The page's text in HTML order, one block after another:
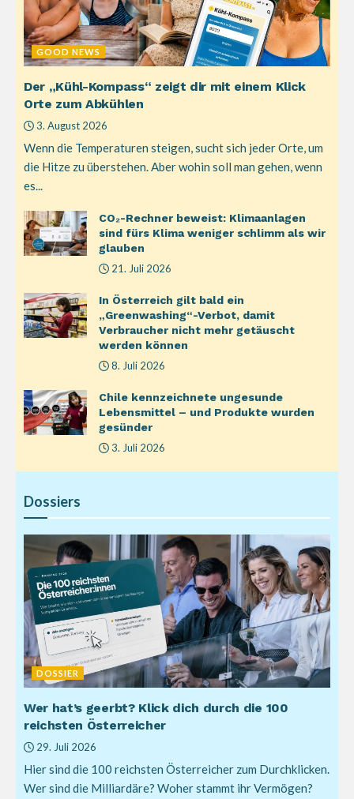
GOOD NEWS
Der „Kühl-Kompass“ zeigt dir mit einem Klick
Orte zum Abkühlen
3. August 2026
Wenn die Temperaturen steigen, sucht sich jeder Orte, um
die Hitze zu überstehen. Aber wohin soll man gehen, wenn
es...
CO₂-Rechner beweist: Klimaanlagen
sind fürs Klima weniger schlimm als wir
glauben
21. Juli 2026
In Österreich gilt bald ein
„Greenwashing“-Verbot, damit
Verbraucher nicht mehr getäuscht
werden können
8. Juli 2026
Chile kennzeichnete ungesunde
Lebensmittel – und Produkte wurden
gesünder
3. Juli 2026
Dossiers
DOSSIER
Wer hat’s geerbt? Klick dich durch die 100
reichsten Österreicher
29. Juli 2026
Hier sind die 100 reichsten Österreicher zum Durchklicken.
Wer sind die Milliardäre? Woher stammt ihr Vermögen?